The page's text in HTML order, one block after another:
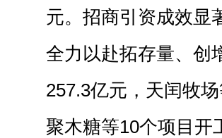
元。招商引资成效显
全力以赴拓存量、创
257.3亿元，天闰牧
聚木糖等10个项目开